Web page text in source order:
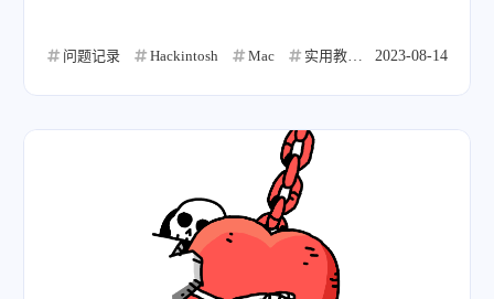
问题记录 Hackintosh Mac 实用教程 2023-08-14